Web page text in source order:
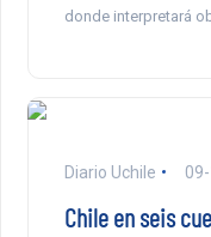
donde interpretará
Diario Uchile
Chile en seis